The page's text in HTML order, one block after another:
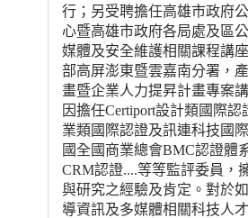
行；另受聘擔任高雄市政府
心暨高雄市政府各局處及區
媒體及安全維護相關課程講
部高屏澎東暨雲嘉南分署，
畫暨企業人力提昇計畫專案講
因擔任Certiport設計類國際認
業類國際認證及訊連科技國
國全國商業總會BMC認證體
CRM認證....等等監評委員，
與研究之經驗及肯定。對於
導資訊及多媒體相關科技人